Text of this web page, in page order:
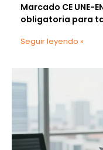
Marcado CE UNE-
obligatoria para
Seguir leyendo »